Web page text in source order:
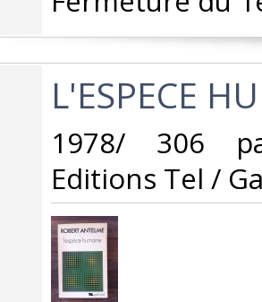
‎L'ESPECE
‎1978/ 306
Editions Tel /